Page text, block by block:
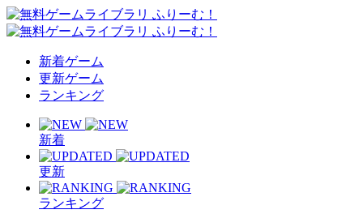
新着ゲーム
更新ゲーム
ランキング
新着
更新
ランキング